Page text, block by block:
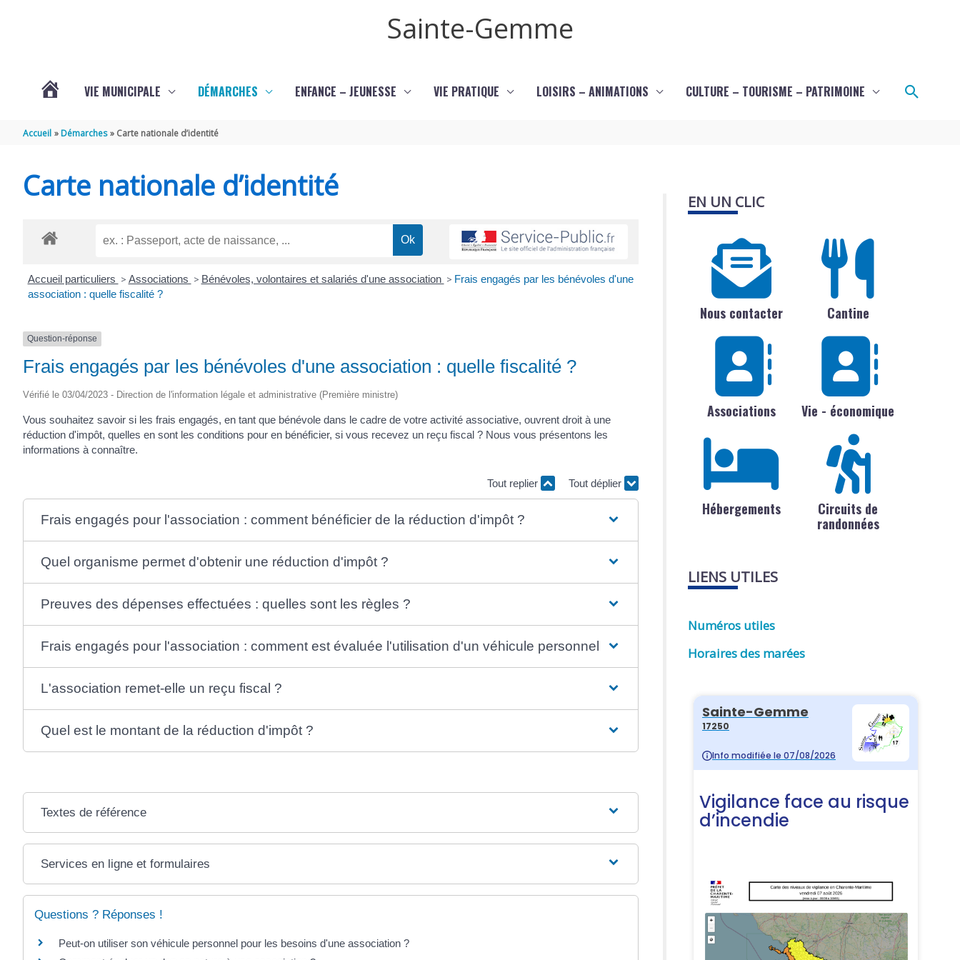
Sainte-Gemme
GEMME
VIE MUNICIPALE DÉMARCHES ENFANCE – JEUNESSE VIE PRATIQUE LOISIRS – ANIMATIONS CULTURE – TOURISME – PATRIMOINE
Accueil Démarches Carte nationale d’identité
Carte nationale d’identité
Accueil particuliers > Associations > Bénévoles, volontaires et salariés d'une association > Frais engagés par les bénévoles d'une
association : quelle fiscalité ?
Question-réponse
Frais engagés par les bénévoles d'une association : quelle fiscalité ?
Vérifié le 03/04/2023 - Direction de l'information légale et administrative (Première ministre)
Vous souhaitez savoir si les frais engagés, en tant que bénévole dans le cadre de votre activité associative, ouvrent droit à une
réduction d'impôt, quelles en sont les conditions pour en bénéficier, si vous recevez un reçu fiscal ? Nous vous présentons les
informations à connaître.
Tout replier Tout déplier
Frais engagés pour l'association : comment bénéficier de la réduction d'impôt ?
Quel organisme permet d'obtenir une réduction d'impôt ?
Preuves des dépenses effectuées : quelles sont les règles ?
Frais engagés pour l'association : comment est évaluée l'utilisation d'un véhicule personnel ?
L'association remet-elle un reçu fiscal ?
Quel est le montant de la réduction d'impôt ?
Textes de référence
Services en ligne et formulaires
Questions ? Réponses !
Peut-on utiliser son véhicule personnel pour les besoins d'une association ?
EN UN CLIC
Nous contacter Cantine
Associations Vie - économique
Hébergements
Circuits de
randonnées
LIENS UTILES
Numéros utiles
Horaires des marées